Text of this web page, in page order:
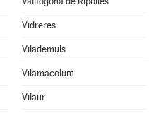
Vidreres
Vilademuls
Vilamacolum
Vilaür